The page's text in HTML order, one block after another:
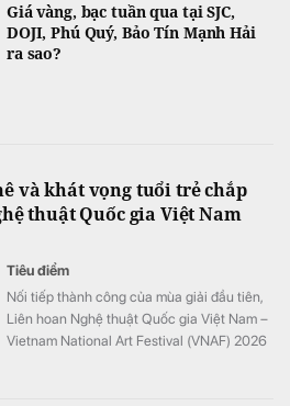
Giá vàng, bạc tuần qua tại SJC,
DOJI, Phú Quý, Bảo Tín Mạnh Hải
ra sao?
và khát vọng tuổi trẻ chắp
thuật Quốc gia Việt Nam
Tiêu điểm
Nối tiếp thành công của mùa giải đầu tiên,
Liên hoan Nghệ thuật Quốc gia Việt Nam –
Vietnam National Art Festival (VNAF) 2026